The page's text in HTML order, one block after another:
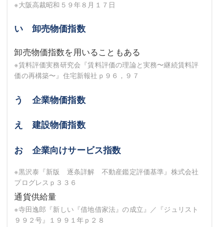
※大阪高裁昭和５９年８月１７日
い 卸売物価指数
卸売物価指数を用いることもある
※賃料評価実務研究会『賃料評価の理論と実務〜継続賃料評
価の再構築〜』住宅新報社ｐ９６，９７
う 企業物価指数
え 建設物価指数
お 企業向けサービス指数
※黒沢泰『新版 逐条詳解 不動産鑑定評価基準』株式会社
プログレスｐ３３６
通貨供給量
※寺田逸郎『新しい『借地借家法』の成立』／『ジュリスト
９９２号』１９９１年ｐ２８